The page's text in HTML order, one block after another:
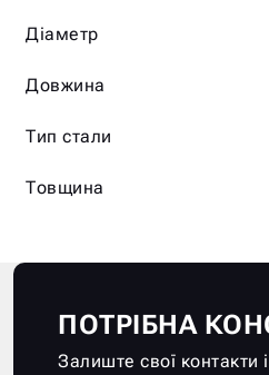
Діаметр
Довжина
Тип стали
Товщина
ПОТРІБНА
Залиште свої контакти